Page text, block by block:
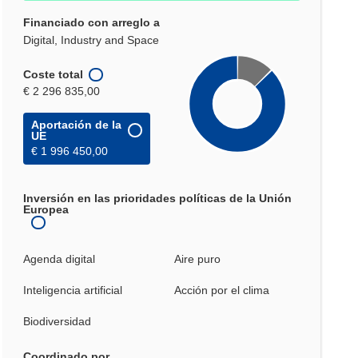
Financiado con arreglo a
Digital, Industry and Space
Coste total
€ 2 296 835,00
Aportación de la
UE
€ 1 996 450,00
Inversión en las prioridades políticas de la Unión
Europea
Agenda digital Aire puro
Inteligencia artificial Acción por el clima
Biodiversidad